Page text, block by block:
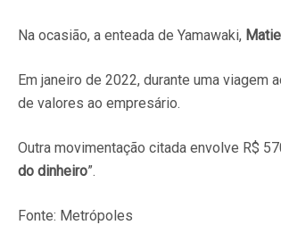
Na ocasião, a enteada de Yamawaki,
Em janeiro de 2022, durante uma viagem
de valores ao empresário.
Outra movimentação citada envolve R$
do dinheiro”.
Fonte: Metrópoles